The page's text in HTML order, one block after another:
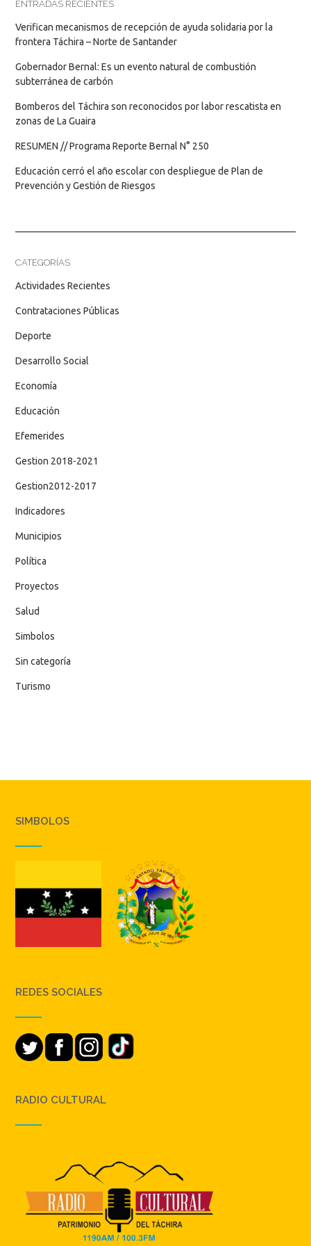
ENTRADAS RECIENTES
Verifican mecanismos de recepción de ayuda solidaria por la
frontera Táchira – Norte de Santander
Gobernador Bernal: Es un evento natural de combustión
subterránea de carbón
Bomberos del Táchira son reconocidos por labor rescatista en
zonas de La Guaira
RESUMEN // Programa Reporte Bernal N° 250
Educación cerró el año escolar con despliegue de Plan de
Prevención y Gestión de Riesgos
CATEGORÍAS
Actividades Recientes
Contrataciones Públicas
Deporte
Desarrollo Social
Economía
Educación
Efemerides
Gestion 2018-2021
Gestion2012-2017
Indicadores
Municipios
Política
Proyectos
Salud
Simbolos
Sin categoría
Turismo
SIMBOLOS
REDES SOCIALES
RADIO CULTURAL